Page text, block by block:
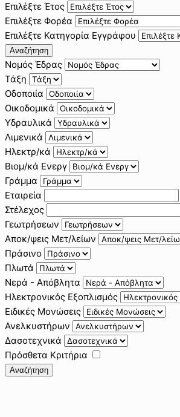
Επιλέξτε Έτος
Επιλέξτε Φορέα
Επιλέξτε Κατηγορία Εγγράφου
Αναζήτηση
Νομός Έδρας
Τάξη
Οδοποιία
Οικοδομικά
Υδραυλικά
Λιμενικά
Ηλεκτρ/κά
Βιομ/κά Ενεργ
Γράμμα
Εταιρεία
Στέλεχος
Γεωτρήσεων
Αποκ/ψεις Μετ/λείων
Πράσινο
Πλωτά
Νερά - Απόβλητα
Ηλεκτρονικός Εξοπλισμός
Ειδικές Μονώσεις
Ανελκυστήρων
Δασοτεχνικά
Πρόσθετα Κριτήρια
Αναζήτηση